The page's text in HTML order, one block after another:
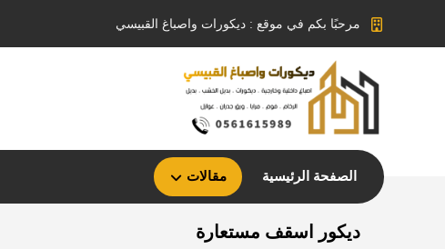
مرحبًا بكم في موقع : ديكورات واصباغ القبيسي
الصفحة الرئيسية مقالات
ديكور اسقف مستعارة